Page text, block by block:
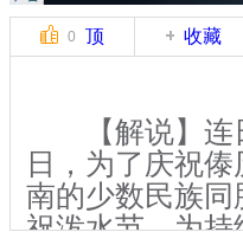
0 顶 收藏
【解说】连日
日，为了庆祝
南的少数民族
祝泼水节，为